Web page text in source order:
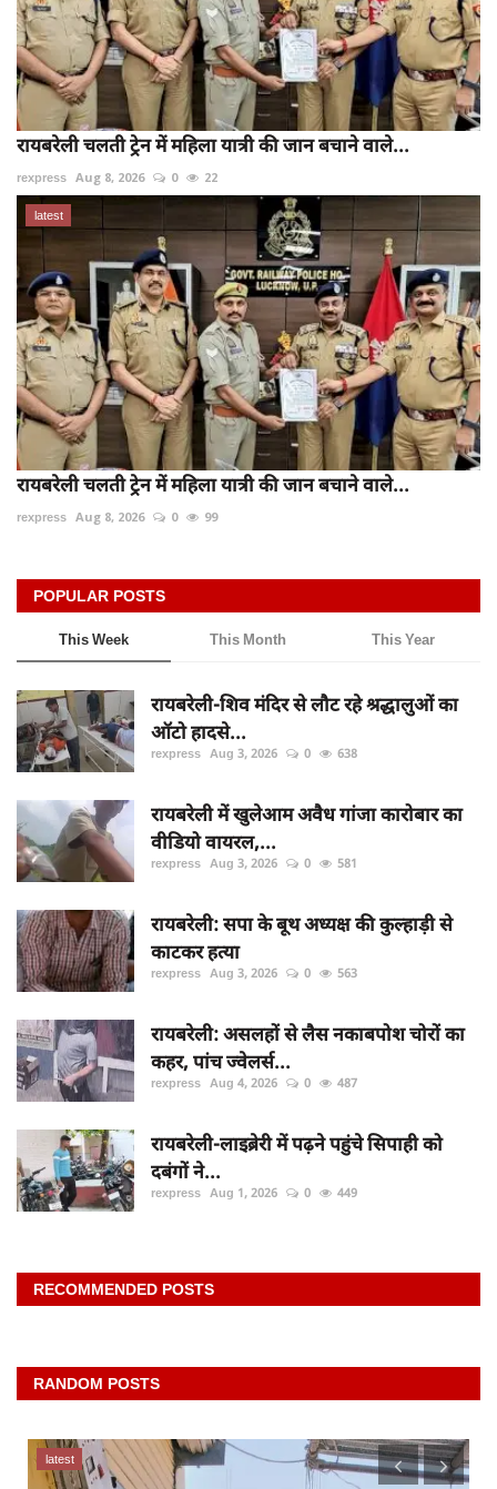
रायबरेली चलती ट्रेन में महिला यात्री की जान बचाने वाले...
rexpress Aug 8, 2026 0 22
latest
रायबरेली चलती ट्रेन में महिला यात्री की जान बचाने वाले...
rexpress Aug 8, 2026 0 99
POPULAR POSTS
This Week This Month This Year
रायबरेली-शिव मंदिर से लौट रहे श्रद्धालुओं का
ऑटो हादसे...
rexpress Aug 3, 2026 0 638
रायबरेली में खुलेआम अवैध गांजा कारोबार का
वीडियो वायरल,...
rexpress Aug 3, 2026 0 581
रायबरेली: सपा के बूथ अध्यक्ष की कुल्हाड़ी से
काटकर हत्या
rexpress Aug 3, 2026 0 563
रायबरेली: असलहों से लैस नकाबपोश चोरों का
कहर, पांच ज्वेलर्स...
rexpress Aug 4, 2026 0 487
रायबरेली-लाइब्रेरी में पढ़ने पहुंचे सिपाही को
दबंगों ने...
rexpress Aug 1, 2026 0 449
RECOMMENDED POSTS
RANDOM POSTS
latest